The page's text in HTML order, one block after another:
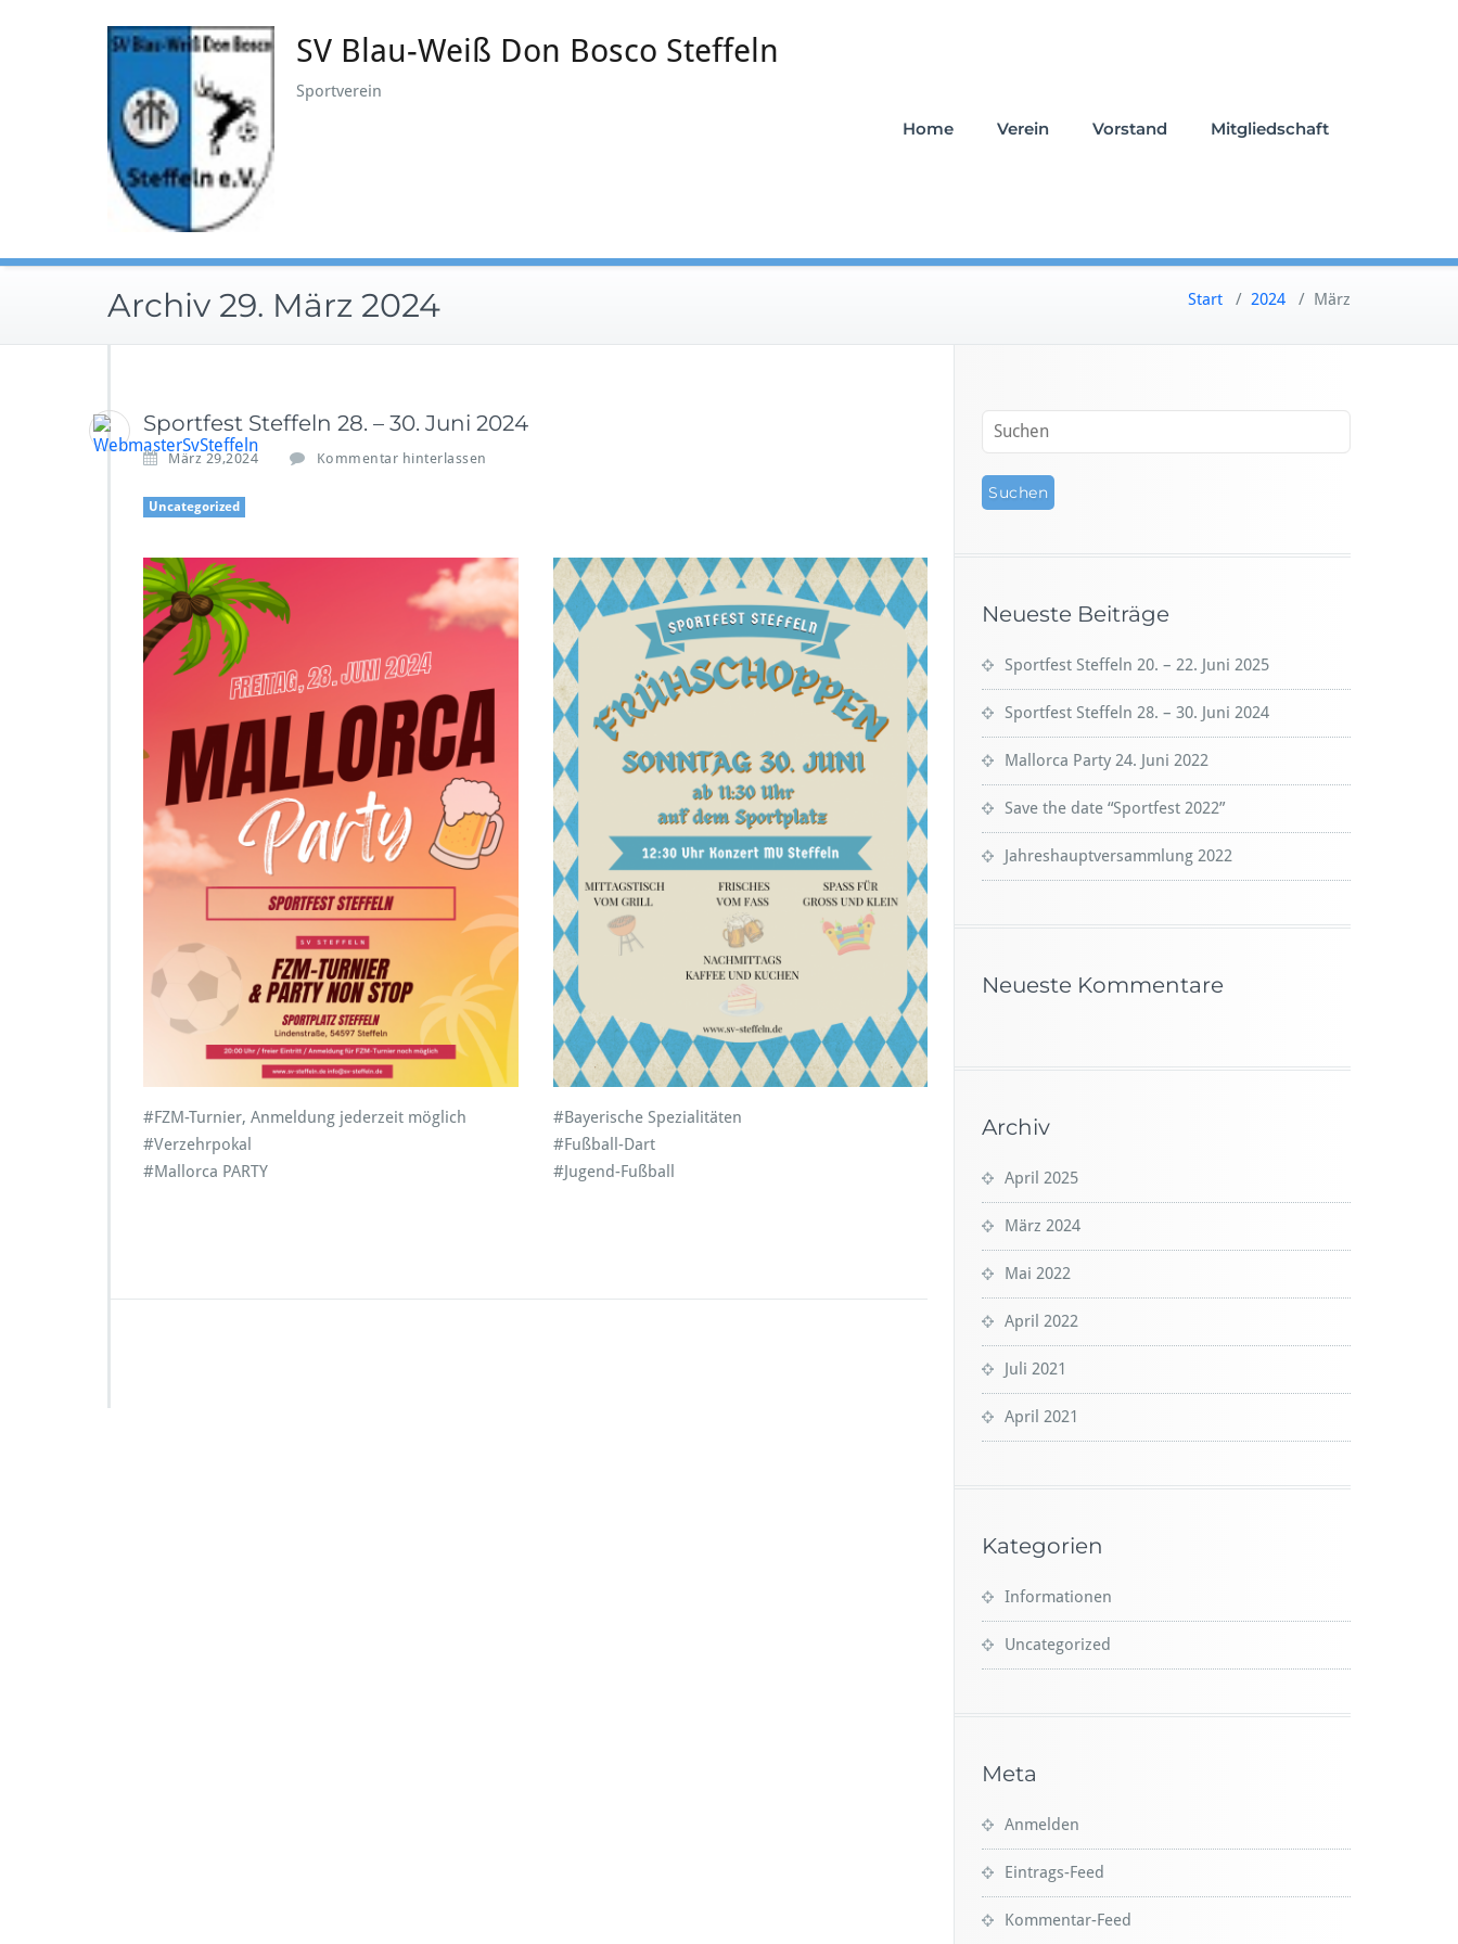
SV Blau-Weiß Don Bosco Steffeln
Sportverein
Home Verein Vorstand Mitgliedschaft
Archiv 29. März 2024 Start / 2024 / März
Sportfest Steffeln 28. – 30. Juni 2024
März 29,2024 Kommentar hinterlassen
Uncategorized
#FZM-Turnier, Anmeldung jederzeit möglich
#Verzehrpokal
#Mallorca PARTY
#Bayerische Spezialitäten
#Fußball-Dart
#Jugend-Fußball
Neueste Beiträge
Sportfest Steffeln 20. – 22. Juni 2025
Sportfest Steffeln 28. – 30. Juni 2024
Mallorca Party 24. Juni 2022
Save the date “Sportfest 2022”
Jahreshauptversammlung 2022
Neueste Kommentare
Archiv
April 2025
März 2024
Mai 2022
April 2022
Juli 2021
April 2021
Kategorien
Informationen
Uncategorized
Meta
Anmelden
Eintrags-Feed
Kommentar-Feed